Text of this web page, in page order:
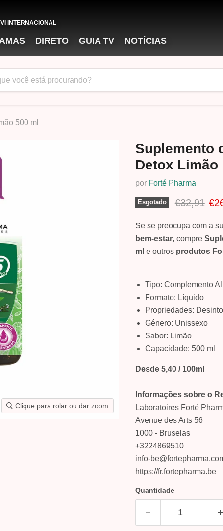
INTERNACIONAL
DIRETO GUIA TV NOTÍCIAS
500 ml
Clique para rolar ou dar zoom
Suplemento
Detox Limão
por Forté Pharma
Esgotado Preço
€32,91
Se se preocupa com a
bem-estar, compre
ml e outros produtos
Tipo: Complemento
Formato: Líquido
Propriedades:
Género: Unissexo
Sabor: Limão
Capacidade: 500 ml
Desde 5,40 / 100ml
Informações sobre o
Laboratoires Forté
Avenue des Arts 56
1000 - Bruselas
+3224869510
info-
https://fr.fortepharma.be
Quantidade